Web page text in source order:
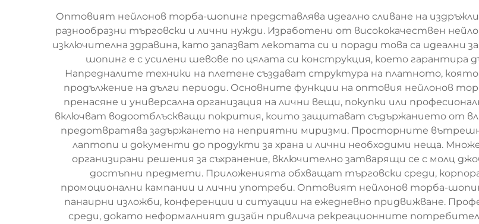
Оптовият нейлонов торба-шопинг представлява идеално сливане на
разнообразни търговски и лични нужди. Изработени от висококачествен
изключителна здравина, като запазват лекотата си и поради това са
шопинг е с усилени шевове по цялата си конструкция, което гарантира
Напредналите техники на плетене създават структура на платното, която
продължение на дълги периоди. Основните функции на оптовия нейлонов
пренасяне и универсална организация на лични вещи, покупки или
включват водоотблъскващи покрития, които защитават съдържанието от
предотвратява задържането на неприятни миризми. Просторните
лаптопи и документи до продукти за храна и лични необходими неща.
организирани решения за съхранение, включително затварящи се с молц
достъпни предмети. Приложенията обхващат търговски среди,
промоционални кампании и лични употреби. Оптовият нейлонов торба-
панаирни изложби, конференции и ситуации на ежедневно придвижване.
среди, докато неформалният дизайн привлича рекреационните